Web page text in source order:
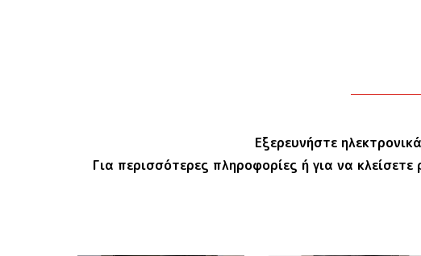
Εξερευνήστε
Για περισσότερες πληροφορίες ή για να